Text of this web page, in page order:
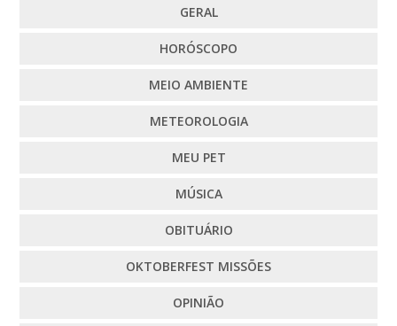
GERAL
HORÓSCOPO
MEIO AMBIENTE
METEOROLOGIA
MEU PET
MÚSICA
OBITUÁRIO
OKTOBERFEST MISSÕES
OPINIÃO